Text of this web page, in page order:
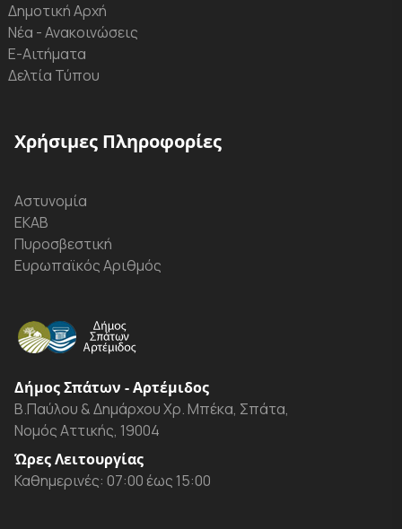
Δημοτική Αρχή
Νέα - Ανακοινώσεις
Ε-Αιτήματα
Δελτία Τύπου
Χρήσιμες Πληροφορίες
Αστυνομία
ΕΚΑΒ
Πυροσβεστική
Ευρωπαϊκός Αριθμός
Δήμος Σπάτων - Αρτέμιδος
Β.Παύλου & Δημάρχου Χρ. Μπέκα, Σπάτα,
Νομός Αττικής, 19004
Ώρες Λειτουργίας
Καθημερινές: 07:00 έως 15:00